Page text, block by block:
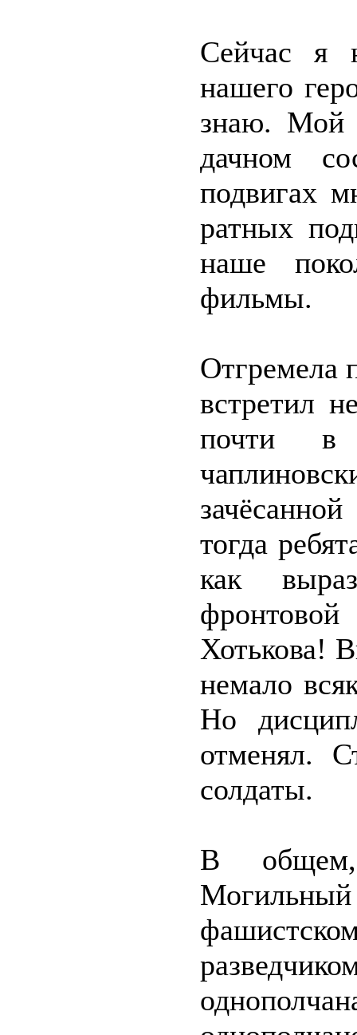
Сейчас я
нашего
знаю. Мой
дачном
подвигах
ратных
наше
фильмы.
Отгремела
встретил
почти в
тогда
как
Хотькова!
немало
Но
отменял.
солдаты.
В общем,